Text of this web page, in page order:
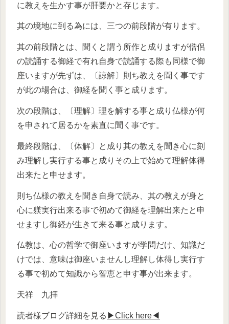
に教えを生かす事が肝要かと存じます。
其の境地に到る為には、三つの前段階が有ります。
其の前段階とは、聞くと謂う所作と成りますが僧侶
の読誦する御経で有れ自身で読誦する際も同様で御
座いますが先ずは、〔諒解〕則ち教えを聞く事です
が此の場合は、御経を聞く事と成ります。
次の段階は、〔理解〕理を解する事と成り仏様が何
を申されて居るかを素直に聞く事です。
最終段階は、〔体解〕と成り其の教えを聞き心に刻
み理解し実行する事と成りその上で始めて理解体得
出来たと申せます。
則ち仏様の教えを聞き自身で読み、其の教えが身と
心に躾実行出来る事で初めて御経を理解出来たと申
せますし御経が生きて来る事と成ります。
仏教は、心の哲学で御座いますが学問だけ、知識だ
けでは、意味は御座いませんし理解し体得し実行す
る事で初めて知識から智恵と申す事が出来ます。
天祥 九拝
読者様ブログ詳細を見る ▶Click here◀